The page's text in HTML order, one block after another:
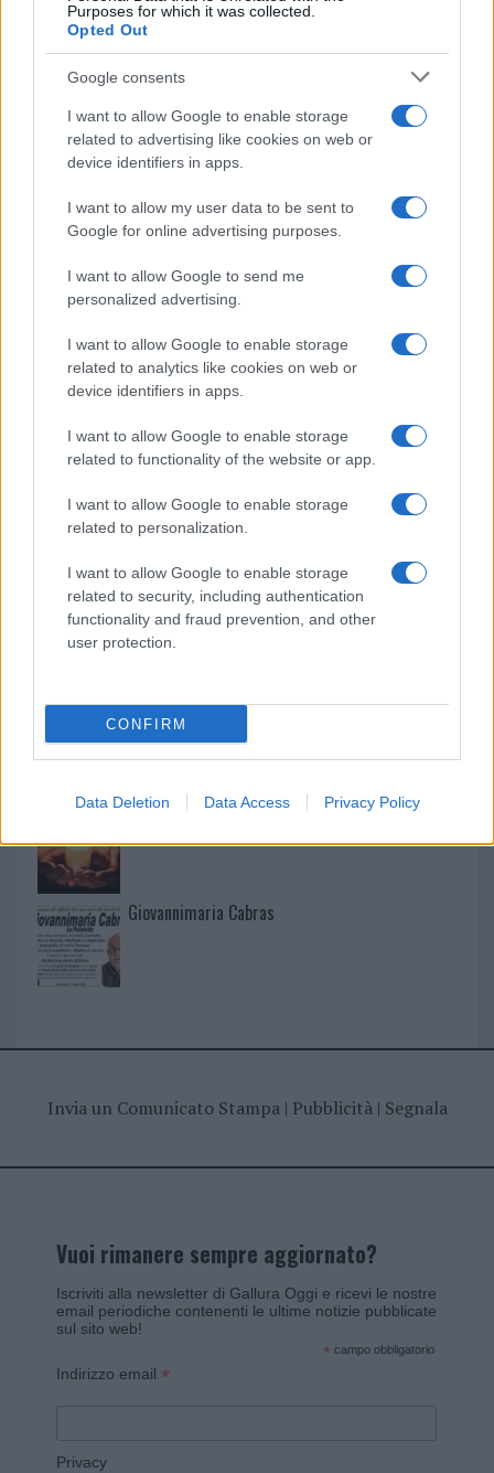
Purposes for which it was collected.
Opted Out
Google consents
I want to allow Google to enable storage
related to advertising like cookies on web or
device identifiers in apps.
I want to allow my user data to be sent to
Google for online advertising purposes.
I want to allow Google to send me
personalized advertising.
I want to allow Google to enable storage
related to analytics like cookies on web or
device identifiers in apps.
I want to allow Google to enable storage
related to functionality of the website or app.
I want to allow Google to enable storage
related to personalization.
I want to allow Google to enable storage
related to security, including authentication
functionality and fraud prevention, and other
user protection.
CONFIRM
Data Deletion Data Access Privacy Policy
NECROLOGIE
Mario Malu
Paolo Pinna
Martina Agostina Diturco
I nostri cari
I nostri cari
I nostri cari
Giovannimaria Cabras
Invia un Comunicato Stampa| Pubblicità| Segnala
Vuoi rimanere sempre aggiornato?
Iscriviti alla newsletter di Gallura Oggi e ricevi le nostre
email periodiche contenenti le ultime notizie pubblicate
sul sito web!
* campo obbligatorio
Indirizzo email *
Privacy